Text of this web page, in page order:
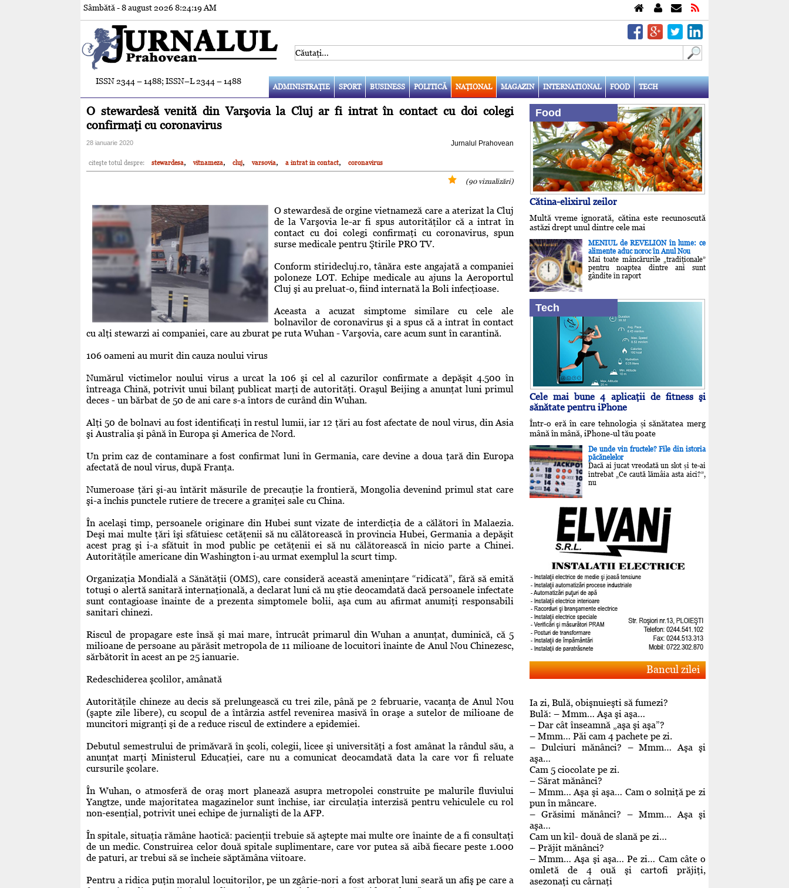
Sâmbătă - 8 august 20268:24:20 AM
ISSN 2344 – 1488; ISSN–L 2344 – 1488
ADMINISTRAŢIE SPORT BUSINESS POLITICĂ NAŢIONAL MAGAZIN INTERNATIONAL FOOD TECH
O stewardesă venită din Varşovia la Cluj ar fi intrat în contact cu doi colegi
confirmaţi cu coronavirus
28 ianuarie 2020 Jurnalul Prahovean
citeşte totul despre: stewardesa, vitnameza, cluj, varsovia, a intrat in contact, coronavirus
(90 vizualizări)
O stewardesă de orgine vietnameză care a aterizat la Cluj
de la Varşovia le-ar fi spus autorităţilor că a intrat în
contact cu doi colegi confirmaţi cu coronavirus, spun
surse medicale pentru Ştirile PRO TV.
Conform stiridecluj.ro, tânăra este angajată a companiei
poloneze LOT. Echipe medicale au ajuns la Aeroportul
Cluj şi au preluat-o, fiind internată la Boli infecţioase.
Aceasta a acuzat simptome similare cu cele ale
bolnavilor de coronavirus şi a spus că a intrat în contact
cu alţi stewarzi ai companiei, care au zburat pe ruta Wuhan - Varşovia, care acum sunt în carantină.
106 oameni au murit din cauza noului virus
Numărul victimelor noului virus a urcat la 106 şi cel al cazurilor confirmate a depăşit 4.500 în
întreaga Chină, potrivit unui bilanţ publicat marţi de autorităţi. Oraşul Beijing a anunţat luni primul
deces - un bărbat de 50 de ani care s-a întors de curând din Wuhan.
Alţi 50 de bolnavi au fost identificaţi în restul lumii, iar 12 ţări au fost afectate de noul virus, din Asia
şi Australia şi până în Europa şi America de Nord.
Un prim caz de contaminare a fost confirmat luni în Germania, care devine a doua ţară din Europa
afectată de noul virus, după Franţa.
Numeroase ţări şi-au întărit măsurile de precauţie la frontieră, Mongolia devenind primul stat care
şi-a închis punctele rutiere de trecere a graniţei sale cu China.
În acelaşi timp, persoanele originare din Hubei sunt vizate de interdicţia de a călători în Malaezia.
Deşi mai multe ţări îşi sfătuiesc cetăţenii să nu călătorească în provincia Hubei, Germania a depăşit
acest prag şi i-a sfătuit în mod public pe cetăţenii ei să nu călătorească în nicio parte a Chinei.
Autorităţile americane din Washington i-au urmat exemplul la scurt timp.
Organizaţia Mondială a Sănătăţii (OMS), care consideră această ameninţare “ridicată”, fără să emită
totuşi o alertă sanitară internaţională, a declarat luni că nu ştie deocamdată dacă persoanele infectate
sunt contagioase înainte de a prezenta simptomele bolii, aşa cum au afirmat anumiţi responsabili
sanitari chinezi.
Riscul de propagare este însă şi mai mare, întrucât primarul din Wuhan a anunţat, duminică, că 5
milioane de persoane au părăsit metropola de 11 milioane de locuitori înainte de Anul Nou Chinezesc,
sărbătorit în acest an pe 25 ianuarie.
Redeschiderea şcolilor, amânată
Autorităţile chineze au decis să prelungească cu trei zile, până pe 2 februarie, vacanţa de Anul Nou
(şapte zile libere), cu scopul de a întârzia astfel revenirea masivă în oraşe a sutelor de milioane de
muncitori migranţi şi de a reduce riscul de extindere a epidemiei.
Debutul semestrului de primăvară în şcoli, colegii, licee şi universităţi a fost amânat la rândul său, a
anunţat marţi Ministerul Educaţiei, care nu a comunicat deocamdată data la care vor fi reluate
cursurile şcolare.
În Wuhan, o atmosferă de oraş mort planează asupra metropolei construite pe malurile fluviului
Yangtze, unde majoritatea magazinelor sunt închise, iar circulaţia interzisă pentru vehiculele cu rol
non-esenţial, potrivit unei echipe de jurnalişti de la AFP.
În spitale, situaţia rămâne haotică: pacienţii trebuie să aştepte mai multe ore înainte de a fi consultaţi
de un medic. Construirea celor două spitale suplimentare, care vor putea să aibă fiecare peste 1.000
de paturi, ar trebui să se încheie săptămâna viitoare.
Pentru a ridica puţin moralul locuitorilor, pe un zgârie-nori a fost arborat luni seară un afiş pe care a
Food
Cătina-elixirul zeilor
Multă vreme ignorată, cătina este recunoscută
astăzi drept unul dintre cele mai
MENIUL de REVELION în lume: ce
alimente aduc noroc în Anul Nou
Mai toate mâncărurile „tradiţionale”
pentru noaptea dintre ani sunt
gândite în raport
Tech
Cele mai bune 4 aplicaţii de fitness şi
sănătate pentru iPhone
Într-o eră în care tehnologia și sănătatea merg
mână în mână, iPhone-ul tău poate
De unde vin fructele? File din istoria
păcănelelor
Dacă ai jucat vreodată un slot și te-ai
întrebat „Ce caută lămâia asta aici?”,
nu
Bancul zilei
Ia zi, Bulă, obişnuieşti să fumezi?
Bulă: – Mmm… Aşa şi aşa…
– Dar cât înseamnă „aşa şi aşa”?
– Mmm… Păi cam 4 pachete pe zi.
– Dulciuri mănânci? – Mmm… Aşa şi
aşa…
Cam 5 ciocolate pe zi.
– Sărat mănânci?
– Mmm… Aşa şi aşa… Cam o solniţă pe zi
pun în mâncare.
– Grăsimi mănânci? – Mmm… Aşa şi
aşa…
Cam un kil- două de slană pe zi…
– Prăjit mănânci?
– Mmm… Aşa şi aşa… Pe zi… Cam câte o
omletă de 4 ouă şi cartofi prăjiţi,
asezonaţi cu cârnaţi